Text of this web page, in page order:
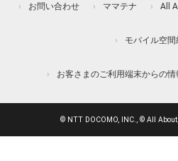
お問い合わせ ママテナ All
モバイル空間
お客さまのご利用端末からの
© NTT DOCOMO, INC., © All